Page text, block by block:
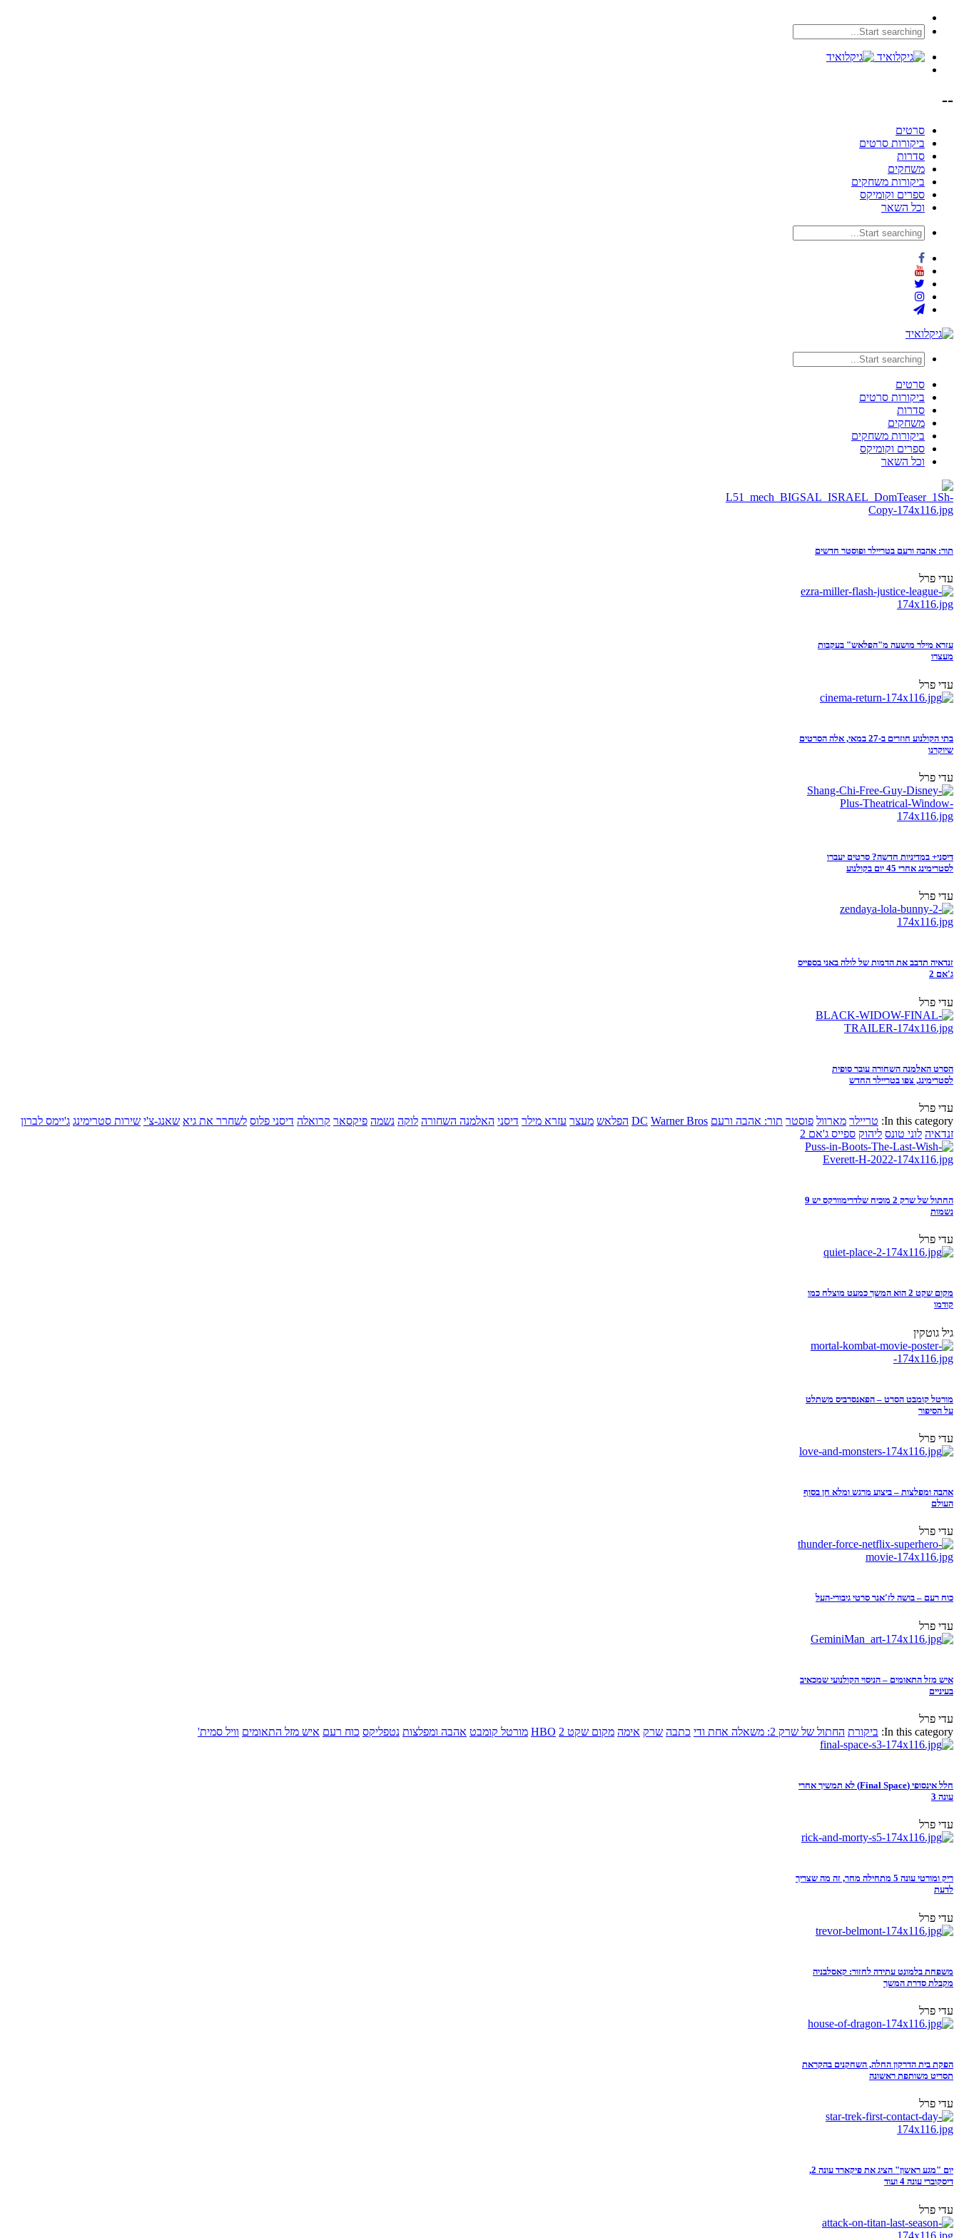
--
סרטים
ביקורות סרטים
סדרות
משחקים
ביקורות משחקים
ספרים וקומיקס
וכל השאר
סרטים
ביקורות סרטים
סדרות
משחקים
ביקורות משחקים
ספרים וקומיקס
וכל השאר
תור: אהבה ורעם בטריילר ופוסטר חדשים
עדי פרל
עזרא מילר מושעה מ"הפלאש" בעקבות
מעצרו
עדי פרל
בתי הקולנוע חוזרים ב-27 במאי, אלה הסרטים
שיוקרנו
עדי פרל
דיסני+ במדיניות חדשה? סרטים יעברו
לסטרימינג אחרי 45 יום בקולנוע
עדי פרל
זנדאיה תדבב את הדמות של לולה באני בספייס
ג'אם 2
עדי פרל
הסרט האלמנה השחורה עובר סופית
לסטרימינג, צפו בטריילר החדש
עדי פרל
In this category: טריילר מארוול פוסטר תור: אהבה ורעם DC Warner Bros הפלאש מעצר עזרא מילר דיסני האלמנה השחורה לוקה נשמה פיקסאר קרואלה דיסני פלוס לשחרר את גיא שאנג-צ'י שירות סטרימינג ג'יימס לברון
זנדאיה לוני טונס ליהוק ספייס ג'אם 2
החתול של שרק 2 מוכיח שלדרימוורקס יש 9
נשמות
עדי פרל
מקום שקט 2 הוא המשך כמעט מוצלח כמו
קודמו
גיל גוטקין
מורטל קומבט הסרט – הפאנסרביס משתלט
על הסיפור
עדי פרל
אהבה ומפלצות – ביצוע מרגש ומלא חן בסוף
העולם
עדי פרל
כוח רעם – בושה לז'אנר סרטי גיבורי-העל
עדי פרל
איש מזל התאומים – הניסוי הקולנועי שמכאיב
בעיניים
עדי פרל
In this category: ביקורת החתול של שרק 2: משאלה אחת ודי כתבה שרק אימה מקום שקט 2 HBO מורטל קומבט אהבה ומפלצות נטפליקס כוח רעם איש מזל התאומים וויל סמית'
חלל אינסופי (Final Space) לא תמשיך אחרי
עונה 3
עדי פרל
ריק ומורטי עונה 5 מתחילה מחר, זה מה שצריך
לדעת
עדי פרל
משפחת בלמונט עתידה לחזור: קאסלבניה
מקבלת סדרת המשך
עדי פרל
הפקת בית הדרקון החלה, השחקנים בהקראת
תסריט משותפת ראשונה
עדי פרל
יום "מגע ראשון" הציג את פיקארד עונה 2,
דיסקוברי עונה 4 ועוד
עדי פרל